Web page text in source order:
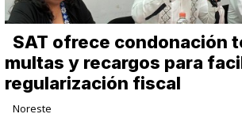
SAT ofrece condonación
multas y recargos para
regularización fiscal
Noreste